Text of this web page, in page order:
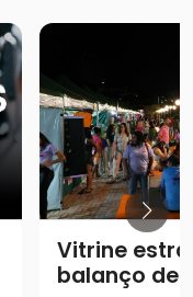
Vitrine
balanço de